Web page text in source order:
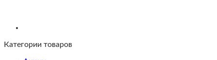
Категории товаров